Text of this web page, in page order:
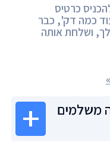
כרטיס
כמה דק', כבר
ושלחת אותה
משלמים